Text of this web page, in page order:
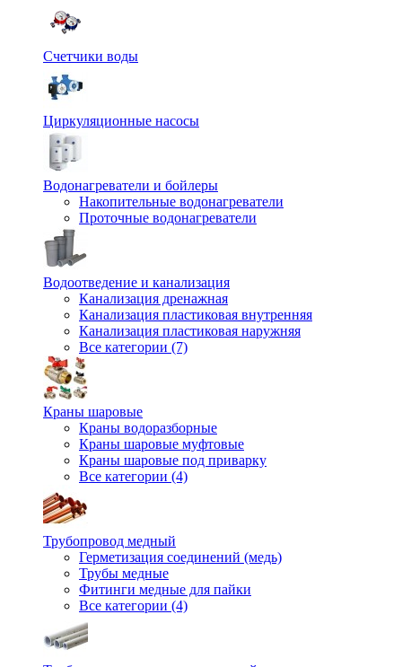
Счетчики воды
Циркуляционные насосы
Водонагреватели и бойлеры
Накопительные водонагреватели
Проточные водонагреватели
Водоотведение и канализация
Канализация дренажная
Канализация пластиковая внутренняя
Канализация пластиковая наружняя
Все категории (7)
Краны шаровые
Краны водоразборные
Краны шаровые муфтовые
Краны шаровые под приварку
Все категории (4)
Трубопровод медный
Герметизация соединений (медь)
Трубы медные
Фитинги медные для пайки
Все категории (4)